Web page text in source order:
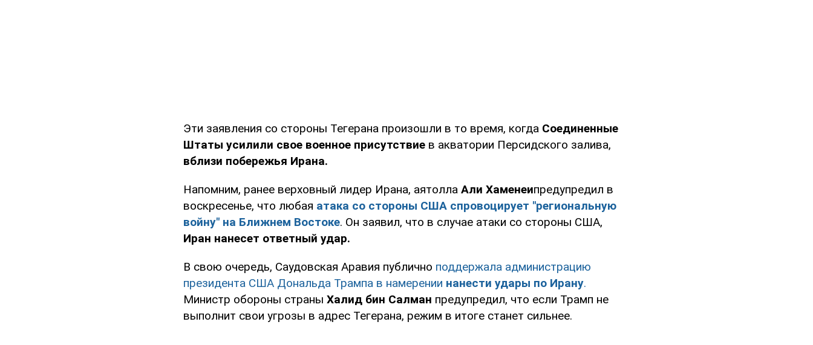
Эти заявления со стороны Тегерана произошли в то время, когда Соединенные
Штаты усилили свое военное присутствие в акватории Персидского залива,
вблизи побережья Ирана.
Напомним, ранее верховный лидер Ирана, аятолла Али Хаменеипредупредил в
воскресенье, что любая атака со стороны США спровоцирует "региональную
войну" на Ближнем Востоке. Он заявил, что в случае атаки со стороны США,
Иран нанесет ответный удар.
В свою очередь, Саудовская Аравия публично поддержала администрацию
президента США Дональда Трампа в намерении нанести удары по Ирану.
Министр обороны страны Халид бин Салман предупредил, что если Трамп не
выполнит свои угрозы в адрес Тегерана, режим в итоге станет сильнее.